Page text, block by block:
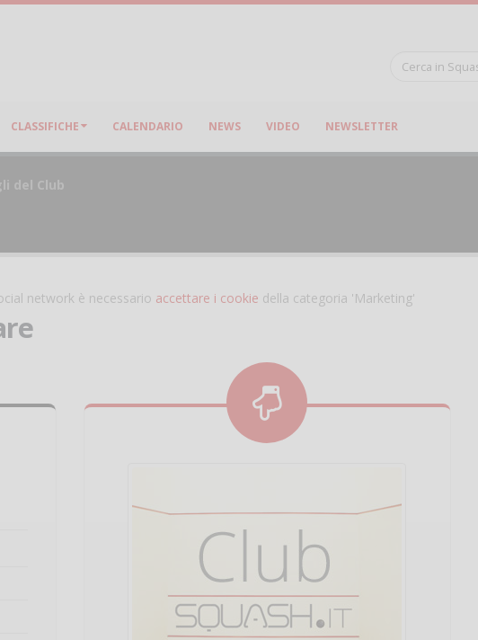
CLASSIFICHE CALENDARIO NEWS VIDEO NEWSLETTER
del Club
network è necessario accettare i cookie della categoria 'Marketing'